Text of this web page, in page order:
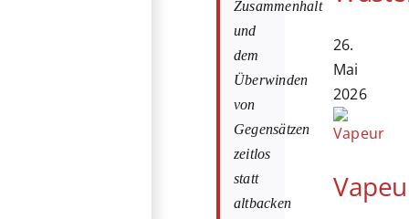
Zusammenhalt
und
dem
Überwinden
von
Gegensätzen
zeitlos
statt
altbacken
26.
Mai
2026